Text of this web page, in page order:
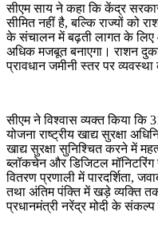
सीएम साय ने कहा कि केंद्र
सीमित नहीं है, बल्कि राज्यों को
के संचालन में बढ़ती लागत के लिए
अधिक मजबूत बनाएगा। राशन
प्रावधान जमीनी स्तर पर
सीएम ने विश्वास व्यक्त किया कि
योजना राष्ट्रीय खाद्य सुरक्षा
खाद्य सुरक्षा सुनिश्चित करने में
ब्लॉकचेन और डिजिटल
वितरण प्रणाली में पारदर्शिता,
तथा अंतिम पंक्ति में खड़े व्यक्ति
प्रधानमंत्री नरेंद्र मोदी के